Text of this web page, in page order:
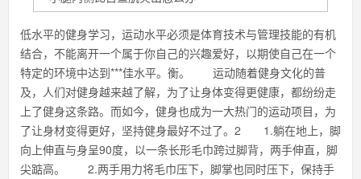
低水平的健身学习，运动水平必须是体育技术与管理技能的有机
结合，不能离开一个属于你自己的兴趣爱好，以期使自己在一个
特定的环境中达到***佳水平。衡。 运动随着健身文化的普
及，人们对健身越来越了解，为了让身体变得更健康，都纷纷走
上了健身这条路。而如今，健身也成为一大热门的运动项目，为
了让身材变得更好，坚持健身最好不过了。2 1.躺在地上，脚
向上伸直与身呈90度，以一条长形毛巾跨过脚背，两手伸直，脚
尖踮高。 2.两手用力将毛巾压下，脚掌也同时压下，保持手